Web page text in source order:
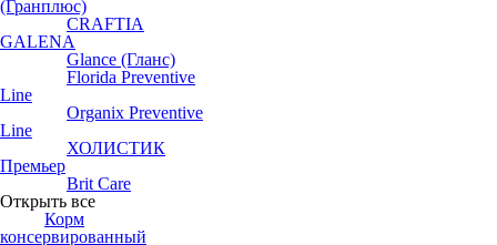
(Гранплюс)
CRAFTIA
GALENA
Glance (Гланс)
Florida Preventive
Line
Organix Preventive
Line
ХОЛИСТИК
Премьер
Brit Care
Открыть все
Корм
консервированный